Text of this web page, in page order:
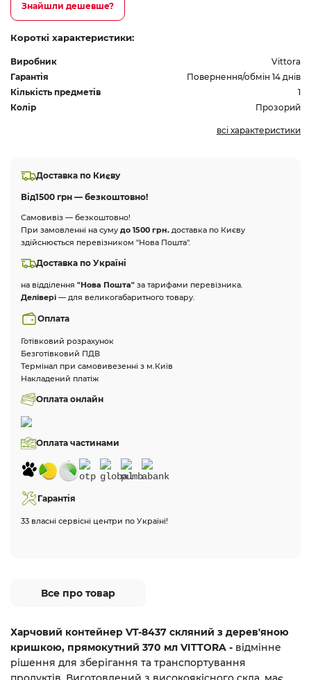
Знайшли дешевше?
Короткі характеристики:
Виробник
Vittora
Гарантія
Повернення/обмін 14 днів
Кількість предметів
1
Колір
Прозорий
всі характеристики
Доставка по Києву
Від1500 грн — безкоштовно!
Самовивіз — безкоштовно!
При замовленні на суму до 1500 грн. доставка по Києву
здійснюється перевізником "Нова Пошта".
Доставка по Україні
на відділення "Нова Пошта" за тарифами перевізника.
Делівері — для великогабаритного товару.
Оплата
Готівковий розрахунок
Безготівковий ПДВ
Термінал при самовивезенні з м.Київ
Накладений платіж
Оплата онлайн
Оплата частинами
Гарантія
33 власні сервісні центри по Україні!
Все про товар
Харчовий контейнер VT-8437 скляний з дерев'яною
кришкою, прямокутний 370 мл VITTORA - відмінне
рішення для зберігання та транспортування